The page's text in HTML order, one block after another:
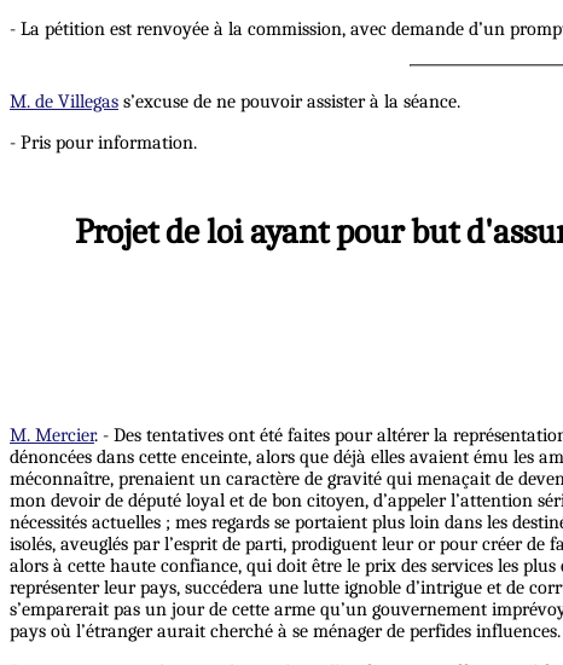
- La pétition est renvoyée à la commission, avec demande d’un
M. de Villegas s’excuse de ne pouvoir assister à la séance.
- Pris pour information.
Projet de loi ayant pour but
M. Mercier. - Des tentatives ont été faites pour altérer la
dénoncées dans cette enceinte, alors que déjà elles avaient ému les
méconnaître, prenaient un caractère de gravité qui menaçait de
mon devoir de député loyal et de bon citoyen, d’appeler l’attention
nécessités actuelles ; mes regards se portaient plus loin dans les
isolés, aveuglés par l’esprit de parti, prodiguent leur or pour créer de
alors à cette haute confiance, qui doit être le prix des services les
représenter leur pays, succédera une lutte ignoble d’intrigue et de
s’emparerait pas un jour de cette arme qu’un gouvernement
pays où l’étranger aurait cherché à se ménager de perfides influences.